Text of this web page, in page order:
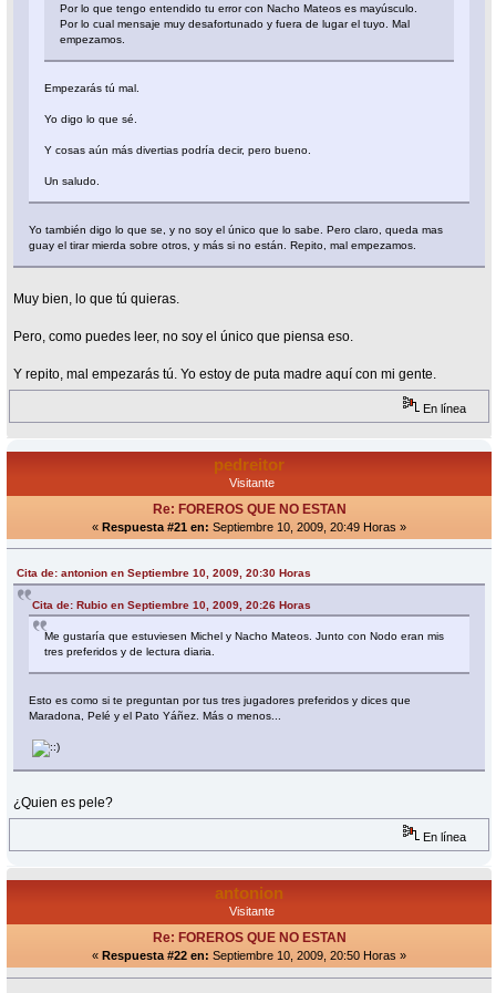
Por lo que tengo entendido tu error con Nacho Mateos es mayúsculo.
Por lo cual mensaje muy desafortunado y fuera de lugar el tuyo. Mal
empezamos.
Empezarás tú mal.
Yo digo lo que sé.
Y cosas aún más divertias podría decir, pero bueno.
Un saludo.
Yo también digo lo que se, y no soy el único que lo sabe. Pero claro, queda mas
guay el tirar mierda sobre otros, y más si no están. Repito, mal empezamos.
Muy bien, lo que tú quieras.
Pero, como puedes leer, no soy el único que piensa eso.
Y repito, mal empezarás tú. Yo estoy de puta madre aquí con mi gente.
En línea
pedreitor
Visitante
Re: FOREROS QUE NO ESTAN
« Respuesta #21 en: Septiembre 10, 2009, 20:49 Horas »
Cita de: antonion en Septiembre 10, 2009, 20:30 Horas
Cita de: Rubio en Septiembre 10, 2009, 20:26 Horas
Me gustaría que estuviesen Michel y Nacho Mateos. Junto con Nodo eran mis
tres preferidos y de lectura diaria.
Esto es como si te preguntan por tus tres jugadores preferidos y dices que
Maradona, Pelé y el Pato Yáñez. Más o menos...
¿Quien es pele?
En línea
antonion
Visitante
Re: FOREROS QUE NO ESTAN
« Respuesta #22 en: Septiembre 10, 2009, 20:50 Horas »